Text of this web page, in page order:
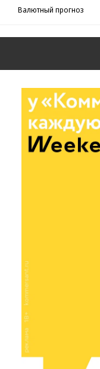
Валютный прогноз